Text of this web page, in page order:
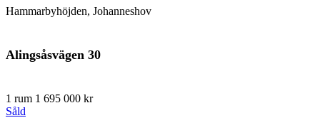
Hammarbyhöjden, Johanneshov
Alingsåsvägen 30
1 rum 1 695 000 kr
Såld